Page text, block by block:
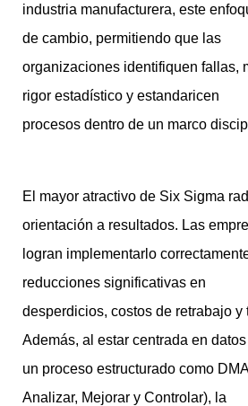
industria manufacturera, este
de cambio, permitiendo que las
organizaciones identifiquen fallas,
rigor estadístico y estandaricen
procesos dentro de un marco
El mayor atractivo de Six Sigma
orientación a resultados. Las
logran implementarlo
reducciones significativas en
desperdicios, costos de retrabajo y
Además, al estar centrada en
un proceso estructurado como
Analizar, Mejorar y Controlar), la